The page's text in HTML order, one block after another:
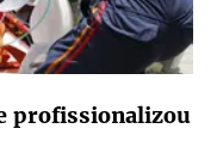
profissionalizou